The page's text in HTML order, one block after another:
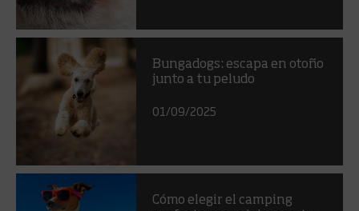
Bungadogs: escapa en otoño
junto a tu peludo
01/09/2025
Cómo elegir el camping